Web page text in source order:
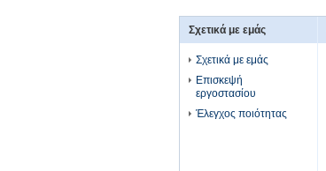
Σχετικά με εμάς
Σχετικά με εμάς
Επισκεψή
εργοστασίου
Έλεγχος ποιότητας